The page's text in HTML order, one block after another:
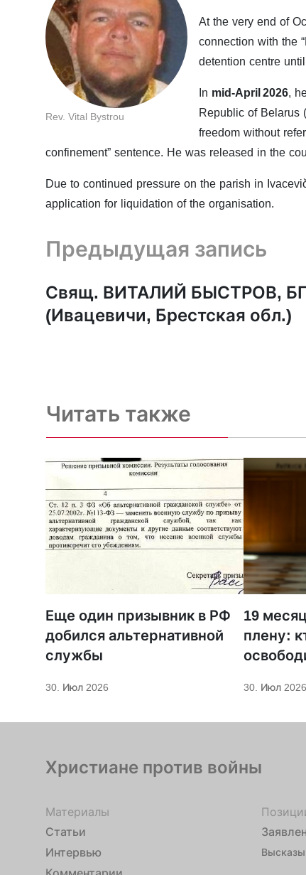
Rev. Vital Bystrou
At the very end of
connection with the
detention centre
In mid-April 2026,
Republic of Belarus
freedom without
confinement” sentence. He was released in the
Due to continued pressure on the parish in
application for liquidation of the organisation.
Предыдущая запись и следующая запись
Предыдущая запись
Свящ. ВИТАЛИЙ БЫСТРОВ,
(Ивацевичи, Брестская обл.)
Читать также
Еще один призывник в РФ
добился альтернативной
службы
30. Июл 2026
19
плену:
30. Июл 2026
Христиане против войны
Материалы
Статьи
Интервью